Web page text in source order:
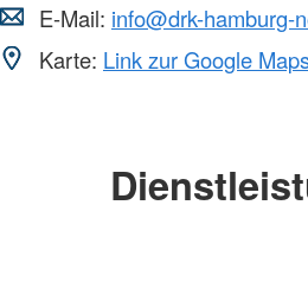
E-Mail: info@drk-hamburg-
Karte: Link zur Google